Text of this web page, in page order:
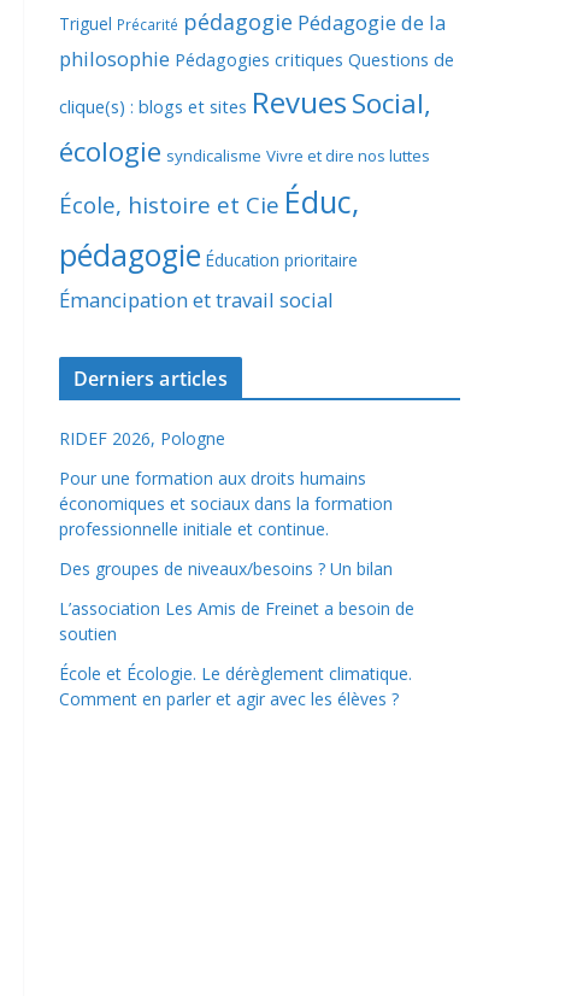
Triguel Précarité pédagogie Pédagogie de la
philosophie Pédagogies critiques Questions de
clique(s) : blogs et sites RevuesSocial,
écologie syndicalisme Vivre et dire nos luttes
École, histoire et Cie Éduc,
pédagogie Éducation prioritaire
Émancipation et travail social
Derniers articles
RIDEF 2026, Pologne
Pour une formation aux droits humains
économiques et sociaux dans la formation
professionnelle initiale et continue.
Des groupes de niveaux/besoins ? Un bilan
L’association Les Amis de Freinet a besoin de
soutien
École et Écologie. Le dérèglement climatique.
Comment en parler et agir avec les élèves ?